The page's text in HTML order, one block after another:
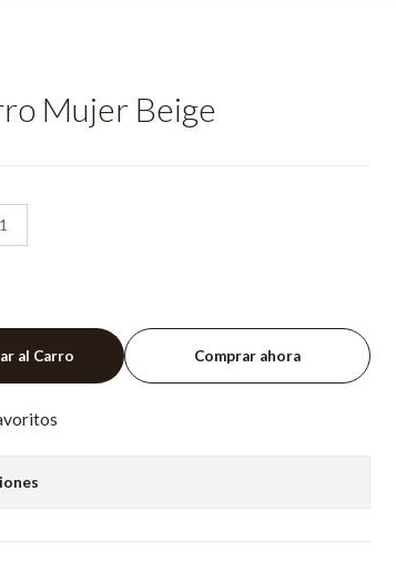
Mujer Beige
al Carro Comprar ahora